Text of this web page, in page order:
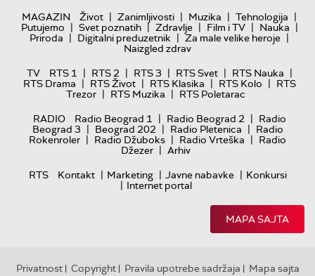
MAGAZIN
Život | Zanimljivosti | Muzika | Tehnologija |
Putujemo | Svet poznatih | Zdravlje | Film i TV | Nauka |
Priroda | Digitalni preduzetnik | Za male velike heroje |
Naizgled zdrav
TV
RTS 1 | RTS 2 | RTS 3 | RTS Svet | RTS Nauka |
RTS Drama | RTS Život | RTS Klasika | RTS Kolo | RTS
Trezor | RTS Muzika | RTS Poletarac
RADIO
Radio Beograd 1 | Radio Beograd 2 | Radio
Beograd 3 | Beograd 202 | Radio Pletenica | Radio
Rokenroler | Radio Džuboks | Radio Vrteška | Radio
Džezer | Arhiv
RTS
Kontakt | Marketing | Javne nabavke | Konkursi
| Internet portal
MAPA SAJTA
Privatnost| Copyright| Pravila upotrebe sadržaja | Mapa sajta